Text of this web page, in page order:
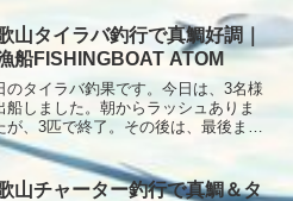
釣れるのは、小チャリばかりで数が
ないままタイラバ終了メインの白甘
ポイント移動ポイントでは、風も緩
が流れなく苦労しましたが、残り時
リギリで良型の白甘鯛を釣り上げて
ました。本日もありがとうございま
。
山タイラバ釣行で真鯛好調｜
船FISHINGBOAT ATOM
のタイラバ釣果です。今日は、3名様
船しました。朝からラッシュありま
が、3匹で終了。その後は、最後まで
ポツと釣れましたが、よくバレまし
本日もありがとうございました。
山チャーター釣行で真鯛＆タ